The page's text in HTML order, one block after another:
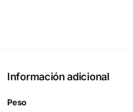
Información adicional
Peso